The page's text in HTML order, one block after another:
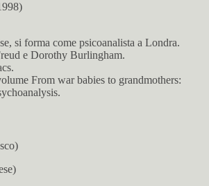
si forma come psicoanalista a Londra.
e Dorothy Burlingham.
From war babies to grandmothers: